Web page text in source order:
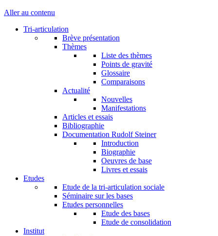
Aller au contenu
Tri-articulation
Brève présentation
Thèmes
Liste des thèmes
Points de gravité
Glossaire
Comparaisons
Actualité
Nouvelles
Manifestations
Articles et essais
Bibliographie
Documentation Rudolf Steiner
Introduction
Biographie
Oeuvres de base
Livres et essais
Etudes
Etude de la tri-articulation sociale
Séminaire sur les bases
Etudes personnelles
Etude des bases
Etude de consolidation
Institut